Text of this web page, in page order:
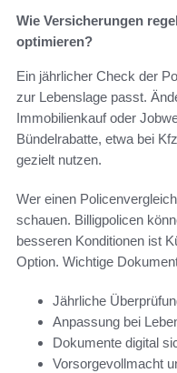
Wie Versicherungen
optimieren?
Ein jährlicher Check der
zur Lebenslage passt.
Immobilienkauf oder
Bündelrabatte, etwa bei
gezielt nutzen.
Wer einen
schauen. Billigpolicen
besseren Konditionen ist
Option. Wichtige
Jährliche
Anpassung bei
Dokumente digital
Vorsorgevollmacht